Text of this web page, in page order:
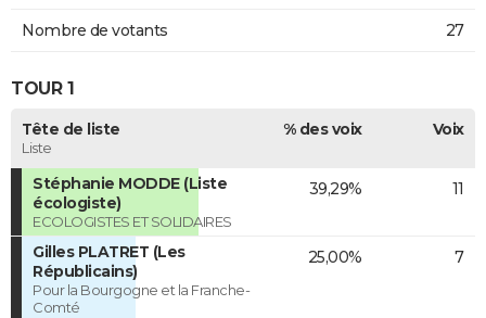
Nombre de votants 27
TOUR 1
Tête de liste
Liste
% des voix Voix
Stéphanie MODDE (Liste
écologiste)
ECOLOGISTES ET SOLIDAIRES
39,29% 11
Gilles PLATRET (Les
Républicains)
Pour la Bourgogne et la Franche-
Comté
25,00% 7